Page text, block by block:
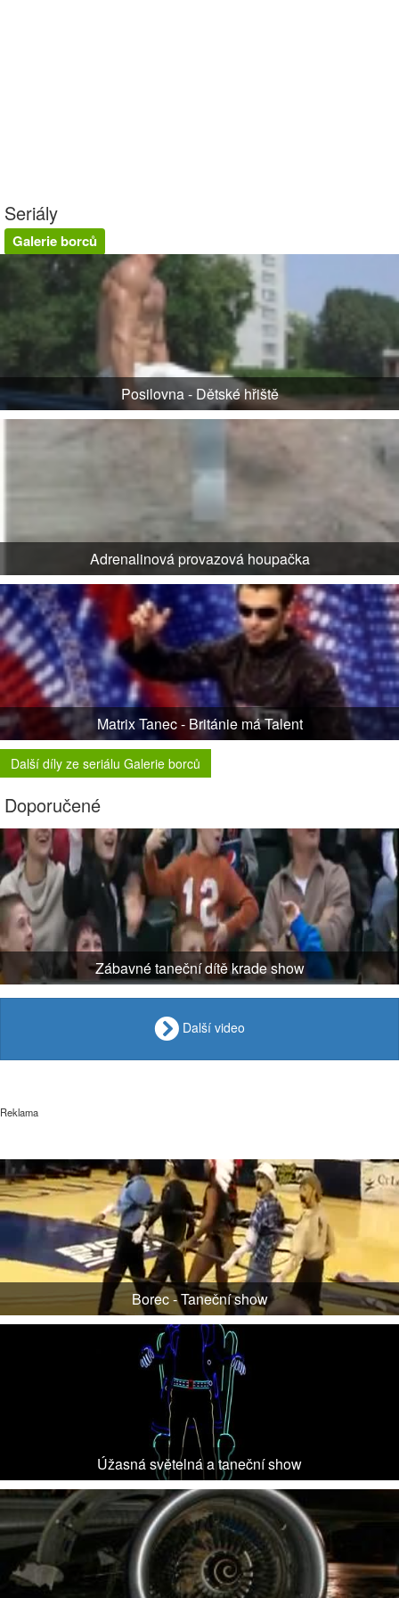
Seriály
Galerie borců
Posilovna - Dětské hřiště
Adrenalinová provazová houpačka
Matrix Tanec - Británie má Talent
Další díly ze seriálu Galerie borců
Doporučené
Zábavné taneční dítě krade show
Další video
Reklama
Borec - Taneční show
Úžasná světelná a taneční show